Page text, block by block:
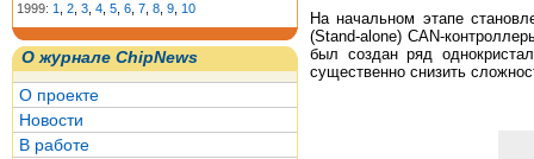
1999: 1 2 3 4 5 6 7 8 9 10
О журнале ChipNews
О проекте
Новости
В работе
На начальном этапе
(Stand-alone) CAN-
был создан ряд
существенно снизить